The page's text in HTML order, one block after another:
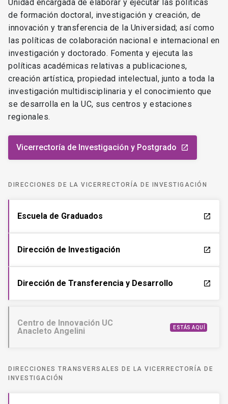
Unidad encargada de elaborar y ejecutar las políticas
de formación doctoral, investigación y creación, de
innovación y transferencia de la Universidad; así como
las políticas de colaboración nacional e internacional en
investigación y doctorado. Fomenta y ejecuta las
políticas académicas relativas a publicaciones,
creación artística, propiedad intelectual, junto a toda la
investigación multidisciplinaria y el conocimiento que
se desarrolla en la UC, sus centros y estaciones
regionales.
Vicerrectoría de Investigación y Postgrado launch
DIRECCIONES DE LA VICERRECTORÍA DE INVESTIGACIÓN
Escuela de Graduados launch
Dirección de Investigación launch
Dirección de Transferencia y Desarrollo launch
Centro de Innovación UC
Anacleto Angelini
ESTÁS AQUÍ
DIRECCIONES TRANSVERSALES DE LA VICERRECTORÍA DE
INVESTIGACIÓN